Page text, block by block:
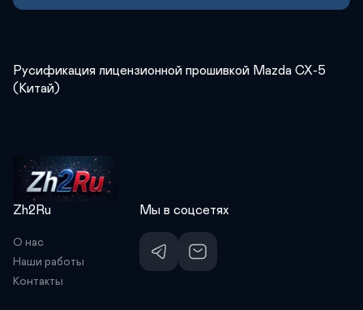
Русификация лицензионной прошивкой Mazda CX-5
(Китай)
Zh2Ru
О нас
Наши работы
Контакты
Мы в соцсетях